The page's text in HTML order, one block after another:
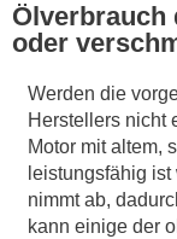
Ölverbrauch
oder
Werden die
Herstellers nicht
Motor mit altem,
leistungsfähig
nimmt ab,
kann einige der